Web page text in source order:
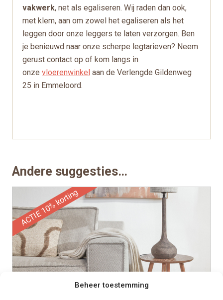
Beheer toestemming
vakwerk, net als egaliseren. Wij raden dan ook,
met klem, aan om zowel het egaliseren als het
leggen door onze leggers te laten verzorgen. Ben
je benieuwd naar onze scherpe legtarieven? Neem
gerust contact op of kom langs in
onze vloerenwinkel aan de Verlengde Gildenweg
25 in Emmeloord.
Andere suggesties…
ACTIE 10% korting